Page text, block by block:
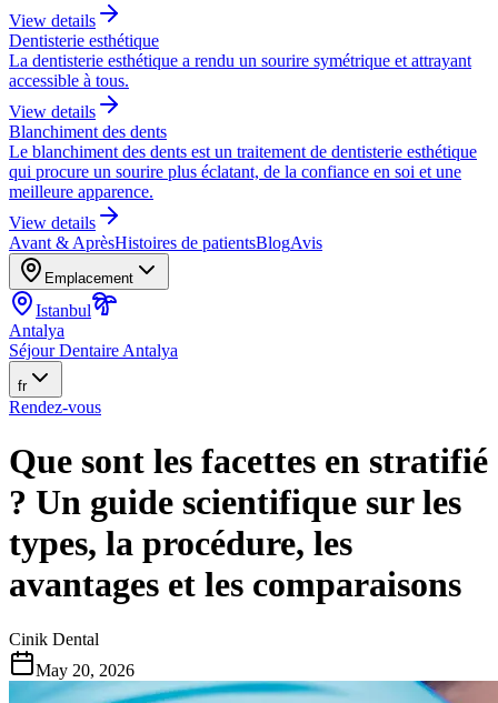
View details
Dentisterie esthétique
La dentisterie esthétique a rendu un sourire symétrique et attrayant
accessible à tous.
View details
Blanchiment des dents
Le blanchiment des dents est un traitement de dentisterie esthétique
qui procure un sourire plus éclatant, de la confiance en soi et une
meilleure apparence.
View details
Avant & AprèsHistoires de patientsBlogAvis
Emplacement
Istanbul
Antalya
Séjour Dentaire Antalya
fr
Rendez-vous
Que sont les facettes en stratifié
? Un guide scientifique sur les
types, la procédure, les
avantages et les comparaisons
Cinik Dental
May 20, 2026